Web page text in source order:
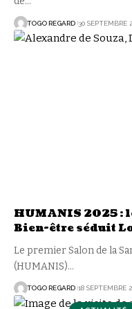
TOGO REGARD 30 SEPTEMBRE
HUMANIS 2025 :
Bien-être séduit
Le premier Salon de la
(HUMANIS)…
TOGO REGARD 18 SEPTEMBRE